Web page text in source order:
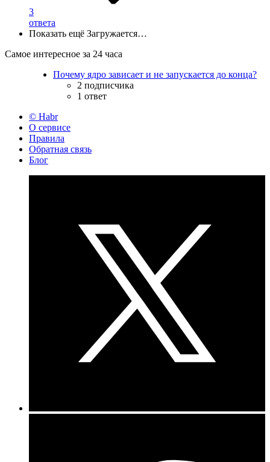
3
ответа
Показать ещё Загружается…
Самое интересное за 24 часа
Почему ядро зависает и не запускается до конца?
2 подписчика
1 ответ
© Habr
О сервисе
Правила
Обратная связь
Блог